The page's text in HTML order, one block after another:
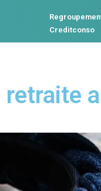
Creditconso
retraite